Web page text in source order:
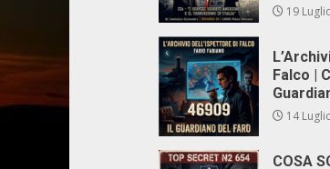
19
Falco |
14
COSA